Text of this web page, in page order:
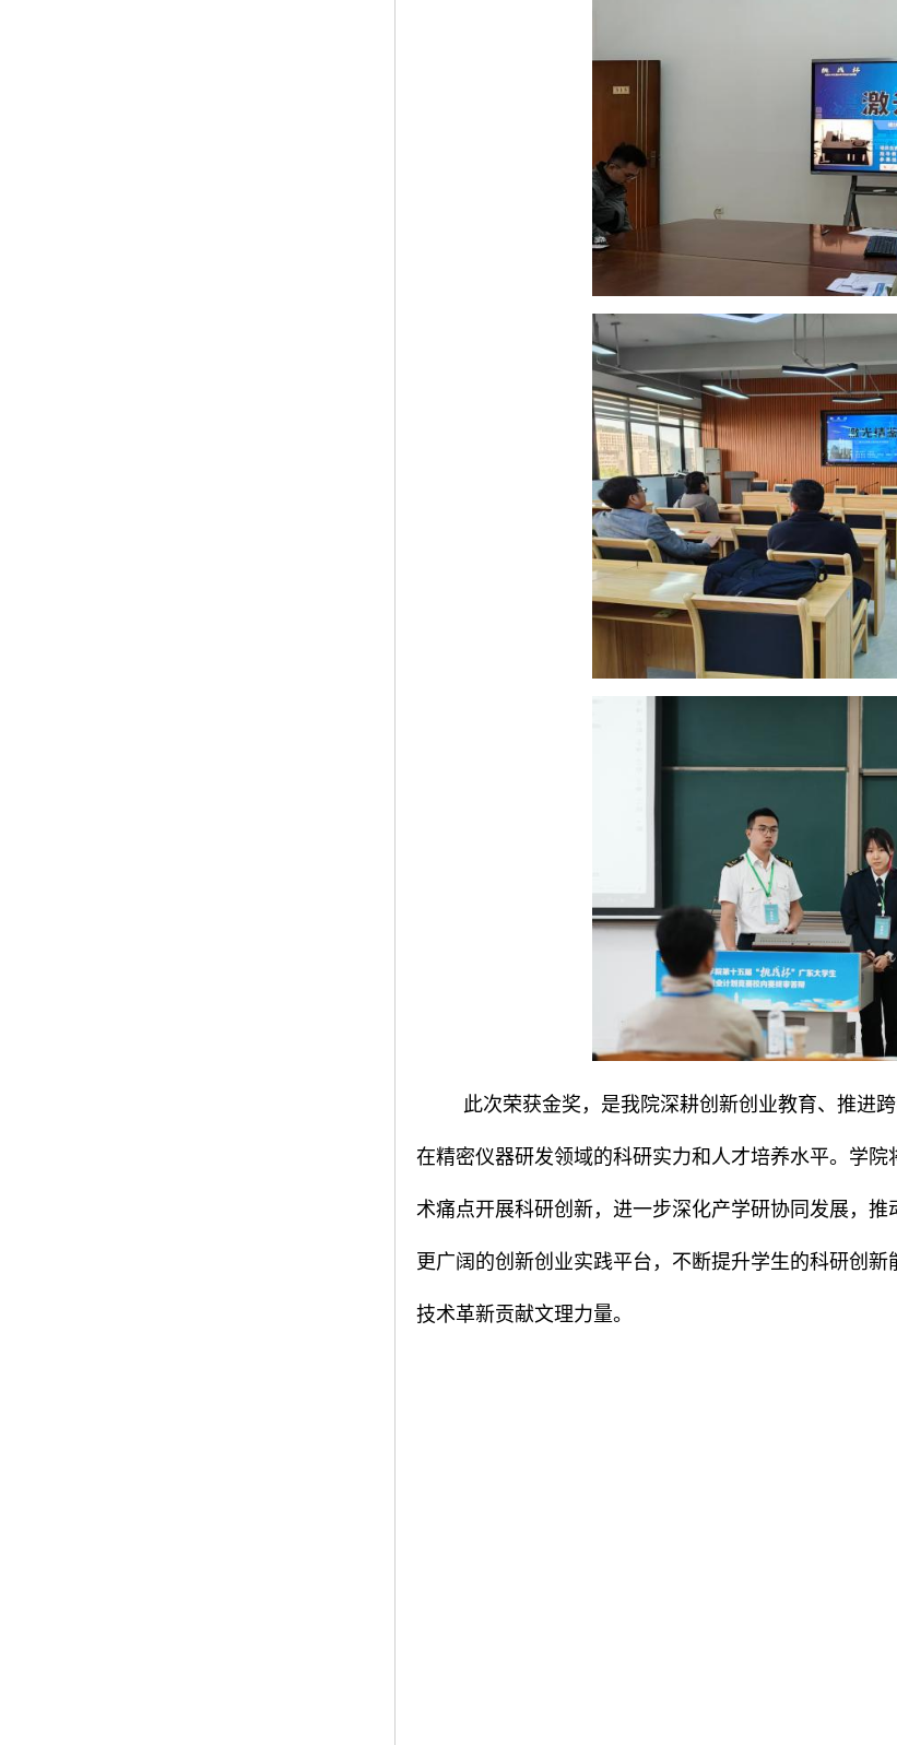
此次荣获金奖，是我院深耕创新创业教育、推进
在精密仪器研发领域的科研实力和人才培养水平。学
术痛点开展科研创新，进一步深化产学研协同发展，
更广阔的创新创业实践平台，不断提升学生的科研创
技术革新贡献文理力量。